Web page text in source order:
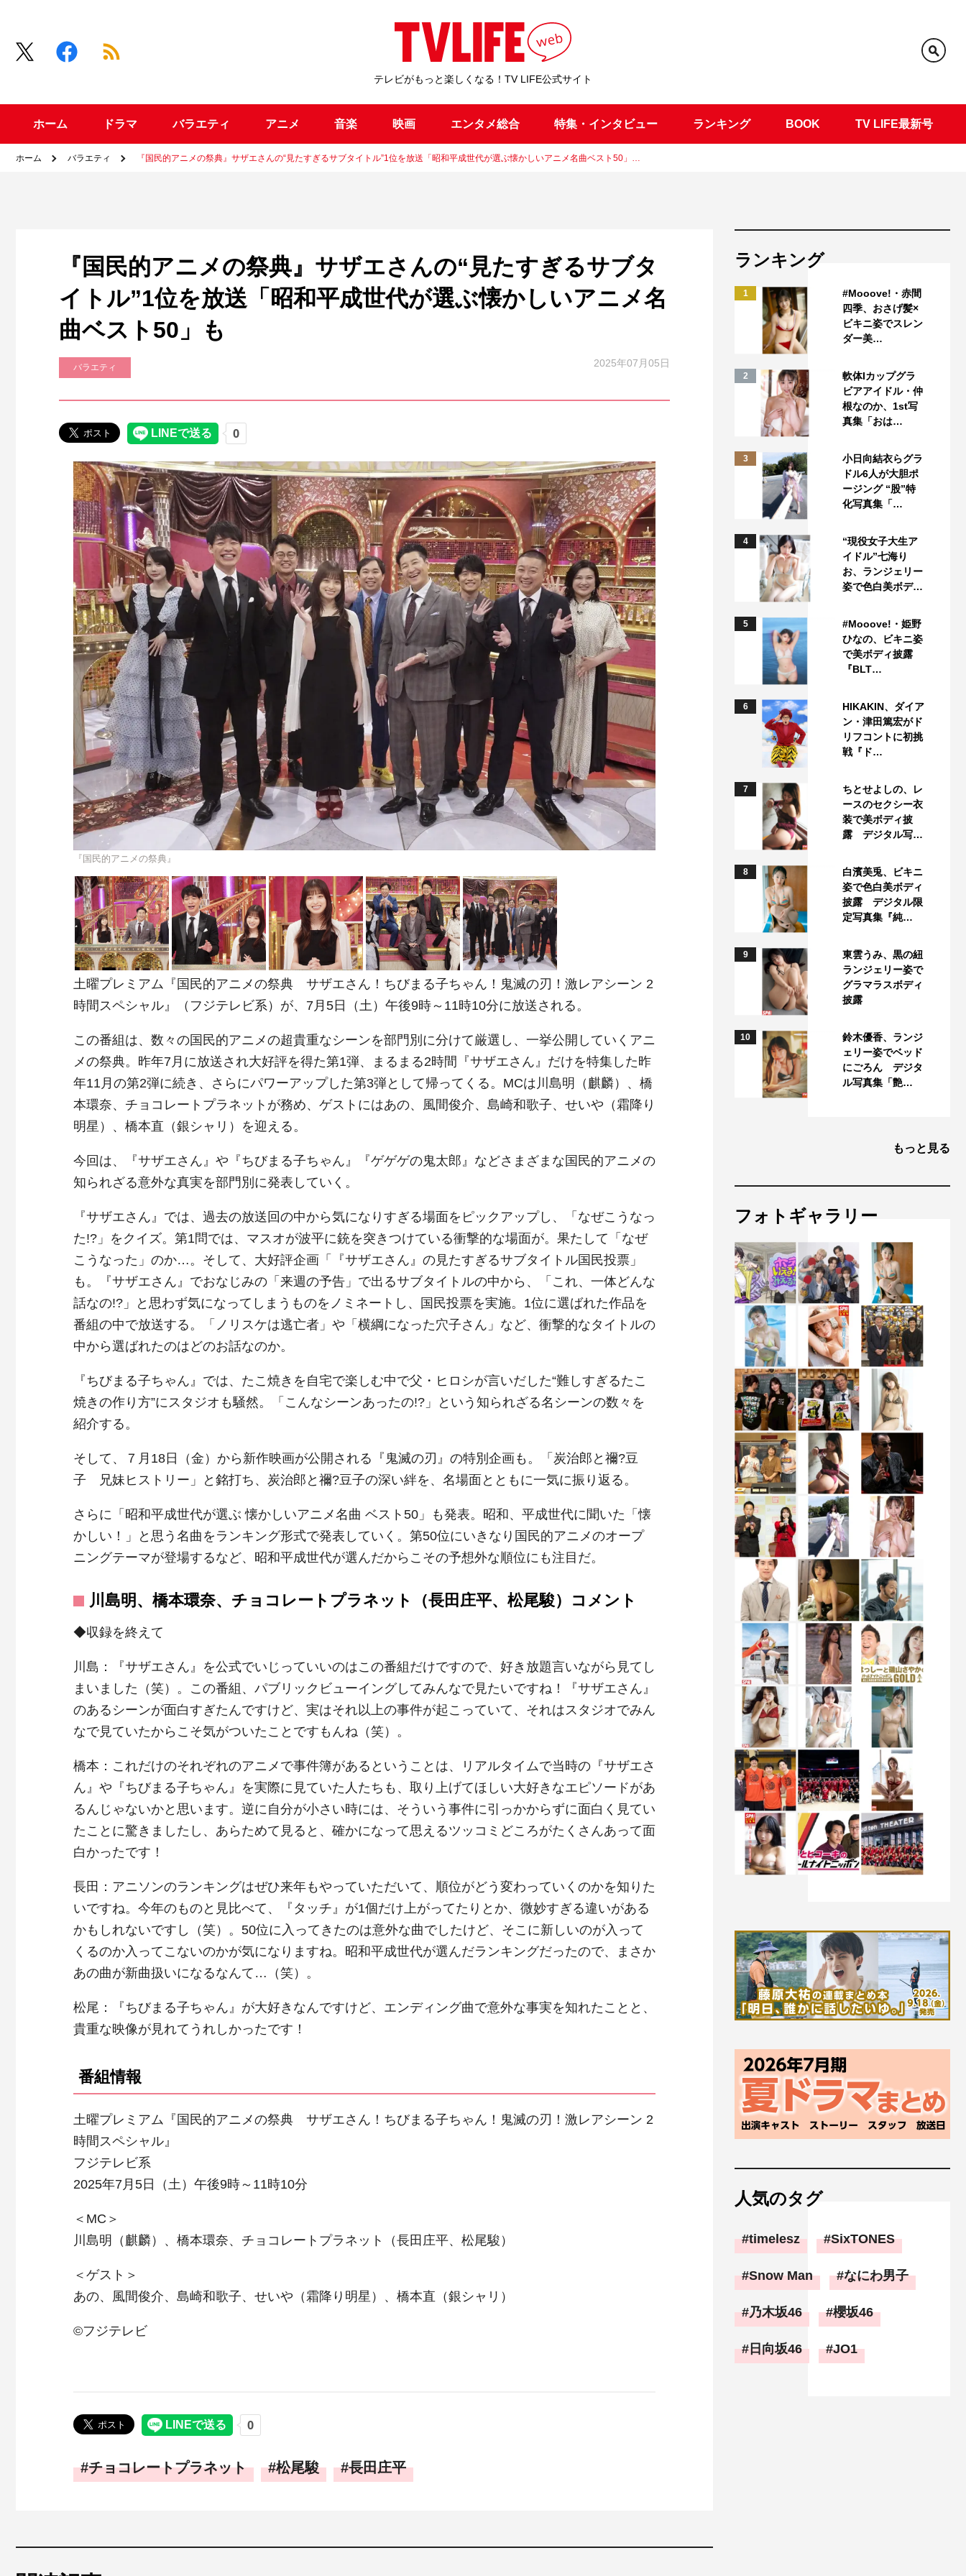
テレビがもっと楽しくなる！TV LIFE公式サイト
ホーム ドラマ バラエティ アニメ 音楽 映画 エンタメ総合 特集・インタビュー ランキング BOOK TV LIFE最新号
ホーム バラエティ 『国民的アニメの祭典』サザエさんの“見たすぎるサブタイトル”1位を放送「昭和平成世代が選ぶ懐かしいアニメ名曲ベスト50」…
『国民的アニメの祭典』サザエさんの“見たすぎるサブタ
イトル”1位を放送「昭和平成世代が選ぶ懐かしいアニメ名
曲ベスト50」も
バラエティ 2025年07月05日
『国民的アニメの祭典』
土曜プレミアム『国民的アニメの祭典 サザエさん！ちびまる子ちゃん！鬼滅の刃！激レアシーン 2
時間スペシャル』（フジテレビ系）が、7月5日（土）午後9時～11時10分に放送される。
この番組は、数々の国民的アニメの超貴重なシーンを部門別に分けて厳選し、一挙公開していくアニ
メの祭典。昨年7月に放送され大好評を得た第1弾、まるまる2時間『サザエさん』だけを特集した昨
年11月の第2弾に続き、さらにパワーアップした第3弾として帰ってくる。MCは川島明（麒麟）、橋
本環奈、チョコレートプラネットが務め、ゲストにはあの、風間俊介、島崎和歌子、せいや（霜降り
明星）、橋本直（銀シャリ）を迎える。
今回は、『サザエさん』や『ちびまる子ちゃん』『ゲゲゲの鬼太郎』などさまざまな国民的アニメの
知られざる意外な真実を部門別に発表していく。
『サザエさん』では、過去の放送回の中から気になりすぎる場面をピックアップし、「なぜこうなっ
た!?」をクイズ。第1問では、マスオが波平に銃を突きつけている衝撃的な場面が。果たして「なぜ
こうなった」のか…。そして、大好評企画「『サザエさん』の見たすぎるサブタイトル国民投票」
も。『サザエさん』でおなじみの「来週の予告」で出るサブタイトルの中から、「これ、一体どんな
話なの!?」と思わず気になってしまうものをノミネートし、国民投票を実施。1位に選ばれた作品を
番組の中で放送する。「ノリスケは逃亡者」や「横綱になった穴子さん」など、衝撃的なタイトルの
中から選ばれたのはどのお話なのか。
『ちびまる子ちゃん』では、たこ焼きを自宅で楽しむ中で父・ヒロシが言いだした“難しすぎるたこ
焼きの作り方”にスタジオも騒然。「こんなシーンあったの!?」という知られざる名シーンの数々を
紹介する。
そして、７月18日（金）から新作映画が公開される『鬼滅の刃』の特別企画も。「炭治郎と禰?豆
子 兄妹ヒストリー」と銘打ち、炭治郎と禰?豆子の深い絆を、名場面とともに一気に振り返る。
さらに「昭和平成世代が選ぶ 懐かしいアニメ名曲 ベスト50」も発表。昭和、平成世代に聞いた「懐
かしい！」と思う名曲をランキング形式で発表していく。第50位にいきなり国民的アニメのオープ
ニングテーマが登場するなど、昭和平成世代が選んだからこその予想外な順位にも注目だ。
川島明、橋本環奈、チョコレートプラネット（長田庄平、松尾駿）コメント
◆収録を終えて
川島：『サザエさん』を公式でいじっていいのはこの番組だけですので、好き放題言いながら見てし
まいました（笑）。この番組、パブリックビューイングしてみんなで見たいですね！『サザエさん』
のあるシーンが面白すぎたんですけど、実はそれ以上の事件が起こっていて、それはスタジオでみん
なで見ていたからこそ気がついたことですもんね（笑）。
橋本：これだけのそれぞれのアニメで事件簿があるということは、リアルタイムで当時の『サザエさ
ん』や『ちびまる子ちゃん』を実際に見ていた人たちも、取り上げてほしい大好きなエピソードがあ
るんじゃないかと思います。逆に自分が小さい時には、そういう事件に引っかからずに面白く見てい
たことに驚きましたし、あらためて見ると、確かになって思えるツッコミどころがたくさんあって面
白かったです！
長田：アニソンのランキングはぜひ来年もやっていただいて、順位がどう変わっていくのかを知りた
いですね。今年のものと見比べて、『タッチ』が1個だけ上がってたりとか、微妙すぎる違いがある
かもしれないですし（笑）。50位に入ってきたのは意外な曲でしたけど、そこに新しいのが入って
くるのか入ってこないのかが気になりますね。昭和平成世代が選んだランキングだったので、まさか
あの曲が新曲扱いになるなんて…（笑）。
松尾：『ちびまる子ちゃん』が大好きなんですけど、エンディング曲で意外な事実を知れたことと、
貴重な映像が見れてうれしかったです！
番組情報
土曜プレミアム『国民的アニメの祭典 サザエさん！ちびまる子ちゃん！鬼滅の刃！激レアシーン 2
時間スペシャル』
フジテレビ系
2025年7月5日（土）午後9時～11時10分
＜MC＞
川島明（麒麟）、橋本環奈、チョコレートプラネット（長田庄平、松尾駿）
＜ゲスト＞
あの、風間俊介、島崎和歌子、せいや（霜降り明星）、橋本直（銀シャリ）
©フジテレビ
チョコレートプラネット 松尾駿 長田庄平
ランキング
1
#Mooove!・赤間
四季、おさげ髪×
ビキニ姿でスレン
ダー美…
2
軟体Iカップグラ
ビアアイドル・仲
根なのか、1st写
真集「おは…
3
小日向結衣らグラ
ドル6人が大胆ポ
ージング “股”特
化写真集「…
4
“現役女子大生ア
イドル”七海り
お、ランジェリー
姿で色白美ボデ…
5
#Mooove!・姫野
ひなの、ビキニ姿
で美ボディ披露
『BLT…
6
HIKAKIN、ダイア
ン・津田篤宏がド
リフコントに初挑
戦『ド…
7
ちとせよしの、レ
ースのセクシー衣
装で美ボディ披
露 デジタル写…
8
白濱美兎、ビキニ
姿で色白美ボディ
披露 デジタル限
定写真集『純…
9
東雲うみ、黒の紐
ランジェリー姿で
グラマラスボディ
披露
10
鈴木優香、ランジ
ェリー姿でベッド
にごろん デジタ
ル写真集「艶…
もっと見る
フォトギャラリー
人気のタグ
timelesz SixTONES
Snow Man なにわ男子
乃木坂46 櫻坂46
日向坂46 JO1